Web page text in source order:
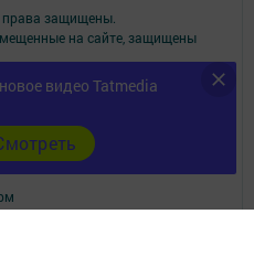
видео Tatmedia
защищены.
на сайте, защищены
в любом объеме
с письменного согласия
по печати и массовым